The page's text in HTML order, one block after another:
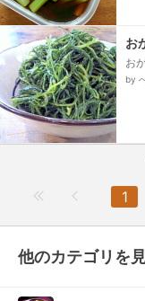
お
お
by
1
他のカテゴリを